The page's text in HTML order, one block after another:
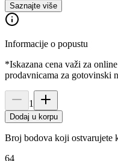
Saznajte više
Informacije o popustu
*Iskazana cena važi za
prodavnicama za gotovinski
1
Dodaj u korpu
Broj bodova koji ostvarujete
64